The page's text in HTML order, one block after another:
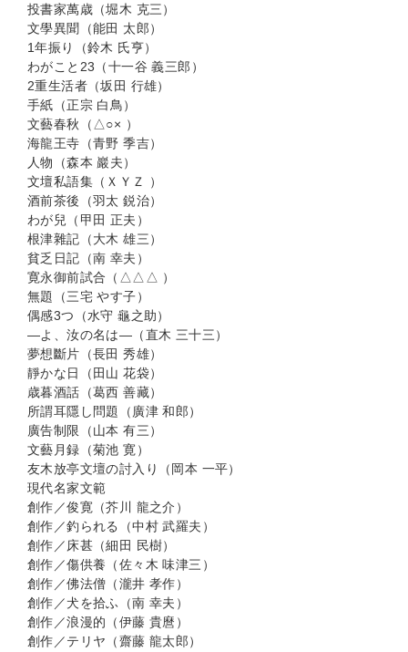
投書家萬歳（堀木 克三）
文學異聞（能田 太郎）
1年振り（鈴木 氏亨）
わがこと23（十一谷 義三郎）
2重生活者（坂田 行雄）
手紙（正宗 白鳥）
文藝春秋（△○× ）
海龍王寺（青野 季吉）
人物（森本 巖夫）
文壇私語集（ＸＹＺ ）
酒前茶後（羽太 鋭治）
わが兒（甲田 正夫）
根津雜記（大木 雄三）
貧乏日記（南 幸夫）
寛永御前試合（△△△ ）
無題（三宅 やす子）
偶感3つ（水守 龜之助）
―よ、汝の名は―（直木 三十三）
夢想斷片（長田 秀雄）
靜かな日（田山 花袋）
歳暮酒話（葛西 善藏）
所謂耳隱し問題（廣津 和郎）
廣告制限（山本 有三）
文藝月録（菊池 寛）
友木放亭文壇の討入り（岡本 一平）
現代名家文範
創作／俊寛（芥川 龍之介）
創作／釣られる（中村 武羅夫）
創作／床甚（細田 民樹）
創作／傷供養（佐々木 味津三）
創作／佛法僧（瀧井 孝作）
創作／犬を拾ふ（南 幸夫）
創作／浪漫的（伊藤 貴麿）
創作／テリヤ（齋藤 龍太郎）